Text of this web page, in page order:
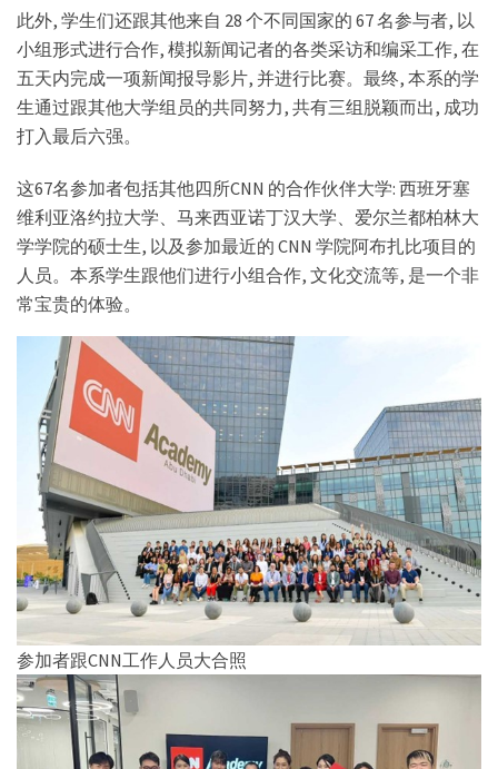
此外, 学生们还跟其他来自 28 个不同国家的 67 名参与者, 以
小组形式进行合作, 模拟新闻记者的各类采访和编采工作, 在
五天内完成一项新闻报导影片, 并进行比赛。最终, 本系的学
生通过跟其他大学组员的共同努力, 共有三组脱颖而出, 成功
打入最后六强。
这67名参加者包括其他四所CNN 的合作伙伴大学: 西班牙塞
维利亚洛约拉大学、马来西亚诺丁汉大学、爱尔兰都柏林大
学学院的硕士生, 以及参加最近的 CNN 学院阿布扎比项目的
人员。本系学生跟他们进行小组合作, 文化交流等, 是一个非
常宝贵的体验。
参加者跟CNN工作人员大合照